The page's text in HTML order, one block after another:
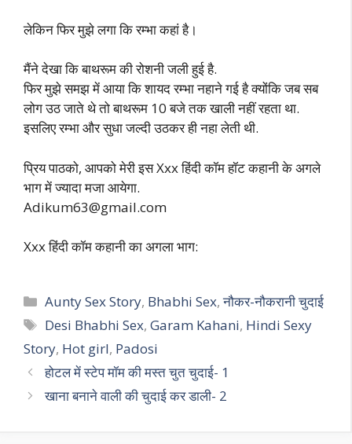
लेकिन फिर मुझे लगा कि रम्भा कहां है।
मैंने देखा कि बाथरूम की रोशनी जली हुई है.
फिर मुझे समझ में आया कि शायद रम्भा नहाने गई है क्योंकि जब सब
लोग उठ जाते थे तो बाथरूम 10 बजे तक खाली नहीं रहता था.
इसलिए रम्भा और सुधा जल्दी उठकर ही नहा लेती थी.
प्रिय पाठको, आपको मेरी इस Xxx हिंदी कॉम हॉट कहानी के अगले
भाग में ज्यादा मजा आयेगा.
Adikum63@gmail.com
Xxx हिंदी कॉम कहानी का अगला भाग:
Categories
Aunty Sex Story, Bhabhi Sex,नौकर-नौकरानी चुदाई
Tags
Desi Bhabhi Sex,Garam Kahani, Hindi Sexy
Story, Hot girl, Padosi
होटल में स्टेप मॉम की मस्त चुत चुदाई- 1
खाना बनाने वाली की चुदाई कर डाली- 2